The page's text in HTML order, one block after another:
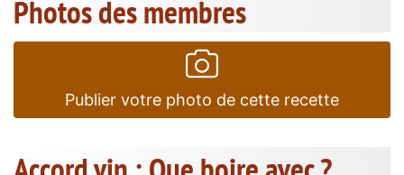
Photos des membres
Publier votre photo de cette recette